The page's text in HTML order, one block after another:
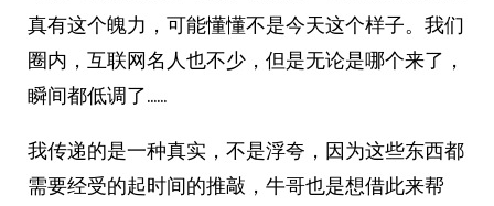
真有这个魄力，可能懂懂不是今天这个样子。我们
圈内，互联网名人也不少，但是无论是哪个来了，
瞬间都低调了……
我传递的是一种真实，不是浮夸，因为这些东西都
需要经受的起时间的推敲，牛哥也是想借此来帮